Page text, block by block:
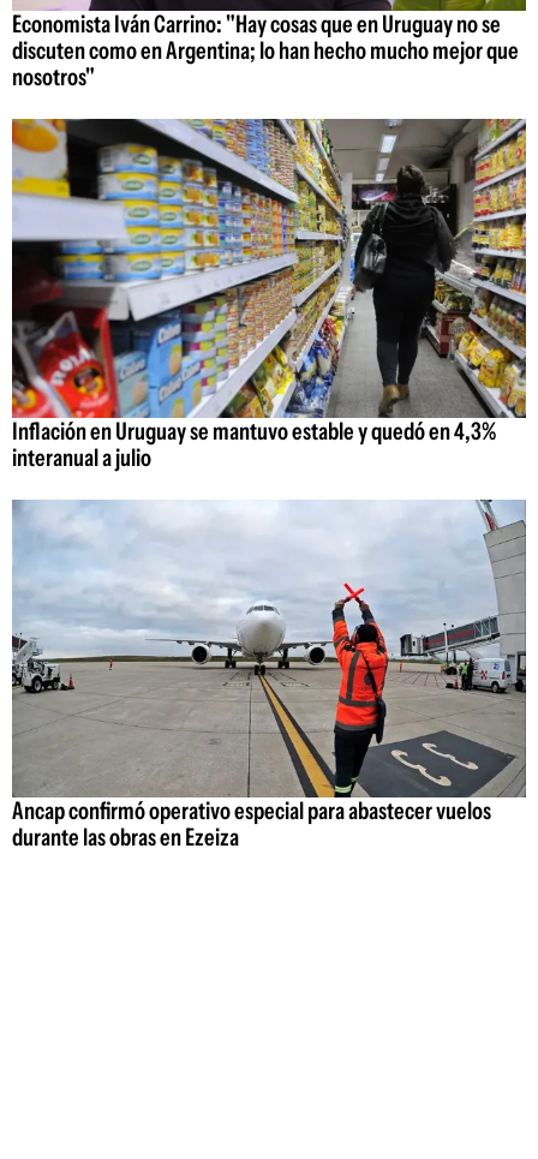
Economista Iván Carrino: "Hay cosas que en Uruguay no se
discuten como en Argentina; lo han hecho mucho mejor que
nosotros"
Inflación en Uruguay se mantuvo estable y quedó en 4,3%
interanual a julio
Ancap confirmó operativo especial para abastecer vuelos
durante las obras en Ezeiza